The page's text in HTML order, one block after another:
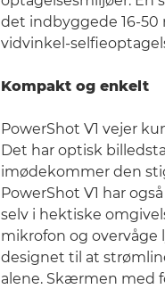
det indbyggede 16-50
vidvinkel-
Kompakt og enkelt
PowerShot V1 vejer
Det har optisk
imødekommer den
PowerShot V1 har
selv i hektiske
mikrofon og overvåge
designet til at
alene. Skærmen med